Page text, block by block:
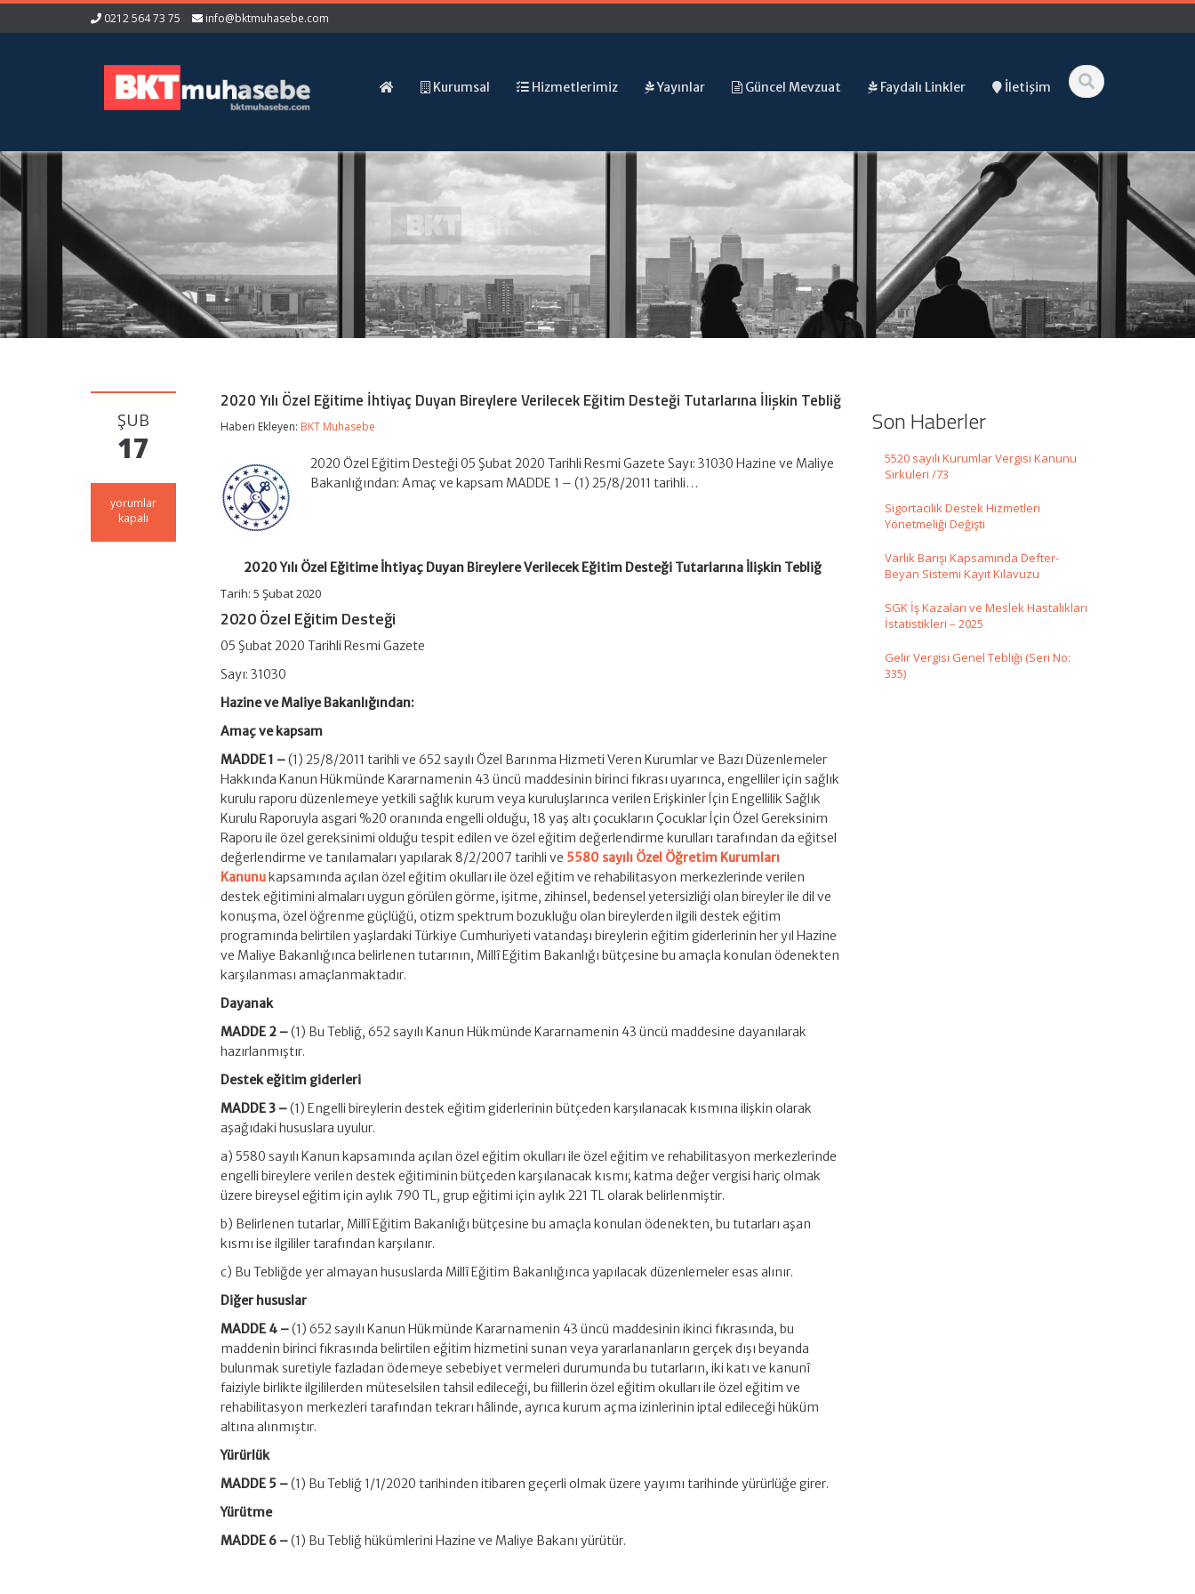
0212 564 73 75 info@bktmuhasebe.com
Kurumsal Hizmetlerimiz Yayınlar Güncel Mevzuat Faydalı Linkler İletişim
ŞUB
17
2020
Yılı
yorumlar
kapalı
2020 Yılı Özel Eğitime İhtiyaç Duyan Bireylere Verilecek Eğitim Desteği Tutarlarına İlişkin Tebliğ
Haberi Ekleyen: BKT Muhasebe
2020 Özel Eğitim Desteği 05 Şubat 2020 Tarihli Resmi Gazete Sayı: 31030 Hazine ve Maliye
Bakanlığından: Amaç ve kapsam MADDE 1 – (1) 25/8/2011 tarihli…
2020 Yılı Özel Eğitime İhtiyaç Duyan Bireylere Verilecek Eğitim Desteği Tutarlarına İlişkin Tebliğ
Tarih: 5 Şubat 2020
2020 Özel Eğitim Desteği
05 Şubat 2020 Tarihli Resmi Gazete
Sayı: 31030
Hazine ve Maliye Bakanlığından:
Amaç ve kapsam
MADDE 1 –(1) 25/8/2011 tarihli ve 652 sayılı Özel Barınma Hizmeti Veren Kurumlar ve Bazı Düzenlemeler
Hakkında Kanun Hükmünde Kararnamenin 43 üncü maddesinin birinci fıkrası uyarınca, engelliler için sağlık
kurulu raporu düzenlemeye yetkili sağlık kurum veya kuruluşlarınca verilen Erişkinler İçin Engellilik Sağlık
Kurulu Raporuyla asgari %20 oranında engelli olduğu, 18 yaş altı çocukların Çocuklar İçin Özel Gereksinim
Raporu ile özel gereksinimi olduğu tespit edilen ve özel eğitim değerlendirme kurulları tarafından da eğitsel
değerlendirme ve tanılamaları yapılarak 8/2/2007 tarihli ve 5580 sayılı Özel Öğretim Kurumları
Kanunu kapsamında açılan özel eğitim okulları ile özel eğitim ve rehabilitasyon merkezlerinde verilen
destek eğitimini almaları uygun görülen görme, işitme, zihinsel, bedensel yetersizliği olan bireyler ile dil ve
konuşma, özel öğrenme güçlüğü, otizm spektrum bozukluğu olan bireylerden ilgili destek eğitim
programında belirtilen yaşlardaki Türkiye Cumhuriyeti vatandaşı bireylerin eğitim giderlerinin her yıl Hazine
ve Maliye Bakanlığınca belirlenen tutarının, Millî Eğitim Bakanlığı bütçesine bu amaçla konulan ödenekten
karşılanması amaçlanmaktadır.
Dayanak
MADDE 2 –(1) Bu Tebliğ, 652 sayılı Kanun Hükmünde Kararnamenin 43 üncü maddesine dayanılarak
hazırlanmıştır.
Destek eğitim giderleri
MADDE 3 –(1) Engelli bireylerin destek eğitim giderlerinin bütçeden karşılanacak kısmına ilişkin olarak
aşağıdaki hususlara uyulur.
a) 5580 sayılı Kanun kapsamında açılan özel eğitim okulları ile özel eğitim ve rehabilitasyon merkezlerinde
engelli bireylere verilen destek eğitiminin bütçeden karşılanacak kısmı; katma değer vergisi hariç olmak
üzere bireysel eğitim için aylık 790 TL, grup eğitimi için aylık 221 TL olarak belirlenmiştir.
b) Belirlenen tutarlar, Millî Eğitim Bakanlığı bütçesine bu amaçla konulan ödenekten, bu tutarları aşan
kısmı ise ilgililer tarafından karşılanır.
c) Bu Tebliğde yer almayan hususlarda Millî Eğitim Bakanlığınca yapılacak düzenlemeler esas alınır.
Diğer hususlar
MADDE 4 –(1) 652 sayılı Kanun Hükmünde Kararnamenin 43 üncü maddesinin ikinci fıkrasında, bu
maddenin birinci fıkrasında belirtilen eğitim hizmetini sunan veya yararlananların gerçek dışı beyanda
bulunmak suretiyle fazladan ödemeye sebebiyet vermeleri durumunda bu tutarların, iki katı ve kanunî
faiziyle birlikte ilgililerden müteselsilen tahsil edileceği, bu fiillerin özel eğitim okulları ile özel eğitim ve
rehabilitasyon merkezleri tarafından tekrarı hâlinde, ayrıca kurum açma izinlerinin iptal edileceği hüküm
altına alınmıştır.
Yürürlük
MADDE 5 –(1) Bu Tebliğ 1/1/2020 tarihinden itibaren geçerli olmak üzere yayımı tarihinde yürürlüğe girer.
Yürütme
MADDE 6 –(1) Bu Tebliğ hükümlerini Hazine ve Maliye Bakanı yürütür.
Son Haberler
5520 sayılı Kurumlar Vergisi Kanunu
Sirküleri /73
Sigortacılık Destek Hizmetleri
Yönetmeliği Değişti
Varlık Barışı Kapsamında Defter-
Beyan Sistemi Kayıt Kılavuzu
SGK İş Kazaları ve Meslek Hastalıkları
İstatistikleri – 2025
Gelir Vergisi Genel Tebliği (Seri No:
335)